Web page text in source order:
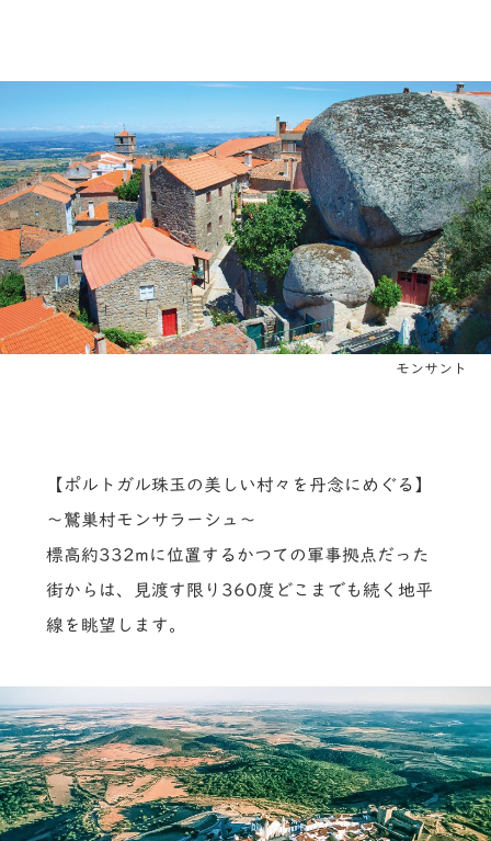
モンサント
【ポルトガル珠玉の美しい村々を丹念にめぐる】
～鷲巣村モンサラーシュ～
標高約332mに位置するかつての軍事拠点だった
街からは、見渡す限り360度どこまでも続く地平
線を眺望します。